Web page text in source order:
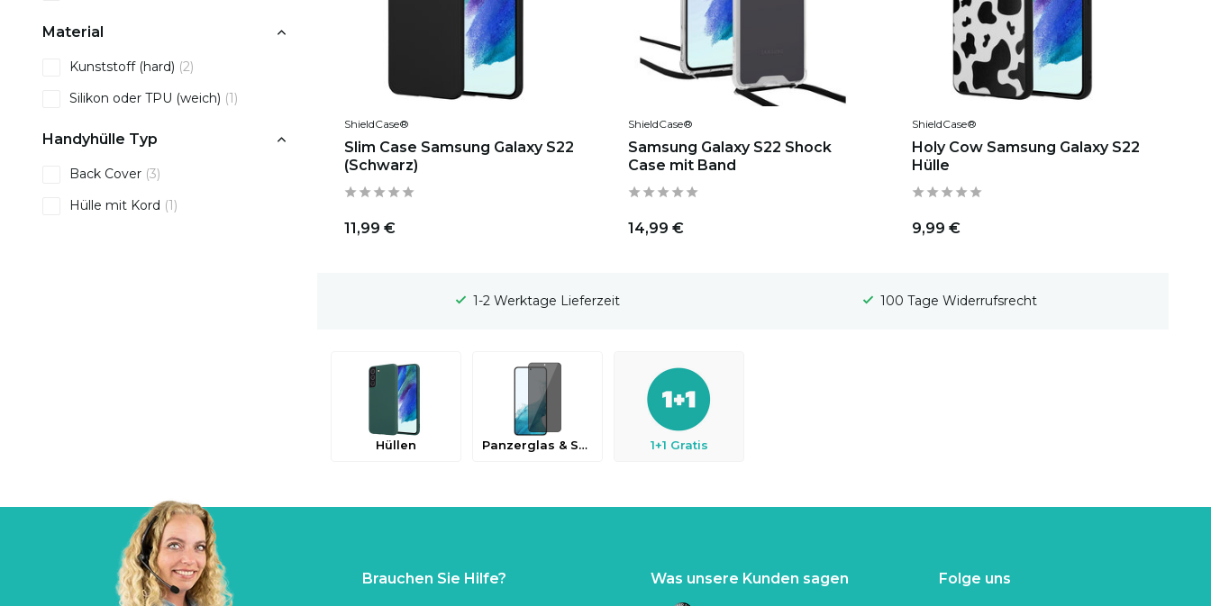
Material
Kunststoff (hard) (2)
Silikon oder TPU (weich) (1)
Handyhülle Typ
Back Cover (3)
Hülle mit Kord (1)
ShieldCase®
Slim Case Samsung Galaxy S22
(Schwarz)
11,99 €
ShieldCase®
Samsung Galaxy S22 Shock
Case mit Band
14,99 €
ShieldCase®
Holy Cow Samsung Galaxy S22
Hülle
9,99 €
1-2 Werktage Lieferzeit 100 Tage Widerrufsrecht
Hüllen Panzerglas & Schutzfolien 1+1 Gratis
Brauchen Sie Hilfe? Was unsere Kunden sagen Folge uns